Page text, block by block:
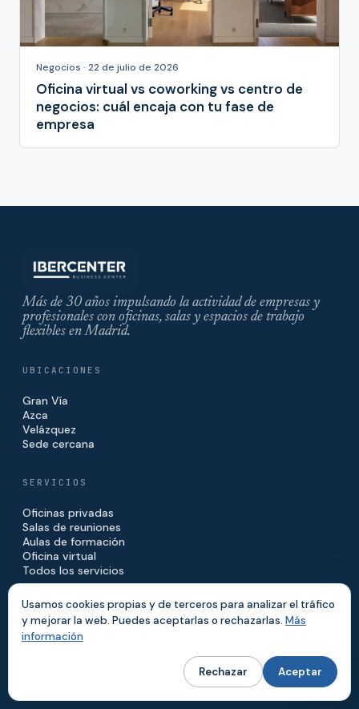
Negocios · 22 de julio de 2026
Oficina virtual vs coworking vs centro de
negocios: cuál encaja con tu fase de
empresa
Más de 30 años impulsando la actividad de empresas y
profesionales con oficinas, salas y espacios de trabajo
flexibles en Madrid.
UBICACIONES
Gran Vía
Azca
Velázquez
Sede cercana
SERVICIOS
Oficinas privadas
Salas de reuniones
Aulas de formación
Oficina virtual
Todos los servicios
IBERCENTER
Sobre nosotros
Usamos cookies propias y de terceros para analizar el tráfico
y mejorar la web. Puedes aceptarlas o rechazarlas. Más
información
Rechazar Aceptar